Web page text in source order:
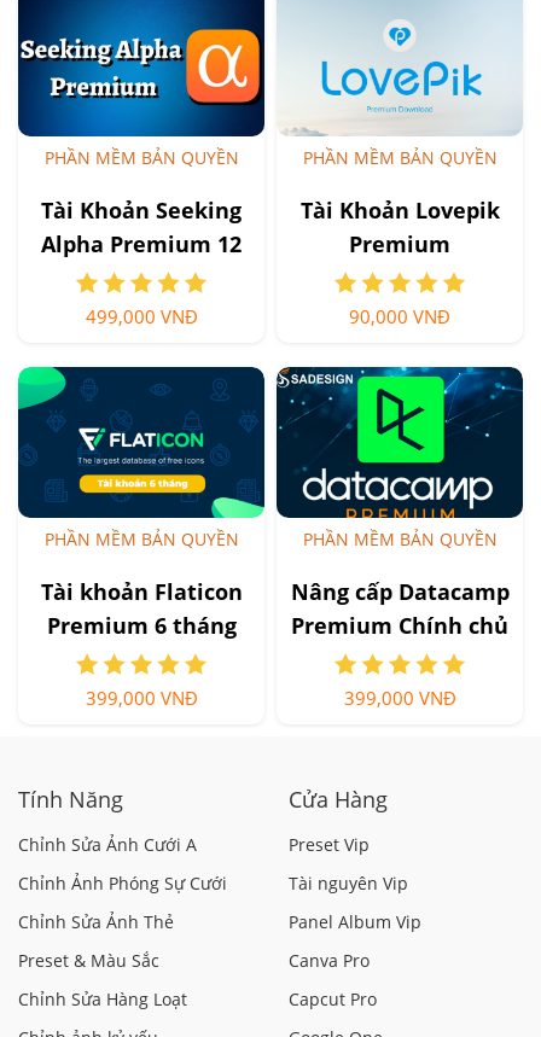
PHẦN MỀM BẢN QUYỀN
Tài Khoản Seeking
Alpha Premium 12
tháng
499,000 VNĐ
PHẦN MỀM BẢN QUYỀN
Tài Khoản Lovepik
Premium
90,000 VNĐ
PHẦN MỀM BẢN QUYỀN
Tài khoản Flaticon
Premium 6 tháng
399,000 VNĐ
PHẦN MỀM BẢN QUYỀN
Nâng cấp Datacamp
Premium Chính chủ
399,000 VNĐ
Tính Năng
Chỉnh Sửa Ảnh Cưới A
Chỉnh Ảnh Phóng Sự Cưới
Chỉnh Sửa Ảnh Thẻ
Preset & Màu Sắc
Chỉnh Sửa Hàng Loạt
Cửa Hàng
Preset Vip
Tài nguyên Vip
Panel Album Vip
Canva Pro
Capcut Pro